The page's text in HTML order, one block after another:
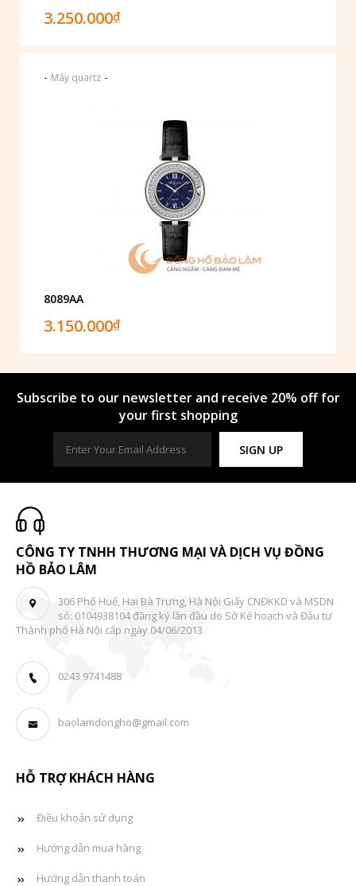
3.250.000₫
- Máy quartz -
8089AA
3.150.000₫
Subscribe to our newsletter and receive 20% off for
your first shopping
SIGN UP
CÔNG TY TNHH THƯƠNG MẠI VÀ DỊCH VỤ ĐỒNG
HỒ BẢO LÂM
306 Phố Huế, Hai Bà Trưng, Hà Nội Giấy CNĐKKD và MSDN
số: 0104938104 đăng ký lần đầu do Sở Kế hoạch và Đầu tư
Thành phố Hà Nội cấp ngày 04/06/2013
0243 9741488
baolamdongho@gmail.com
HỖ TRỢ KHÁCH HÀNG
Điều khoản sử dụng
Hướng dẫn mua hàng
Hướng dẫn thanh toán